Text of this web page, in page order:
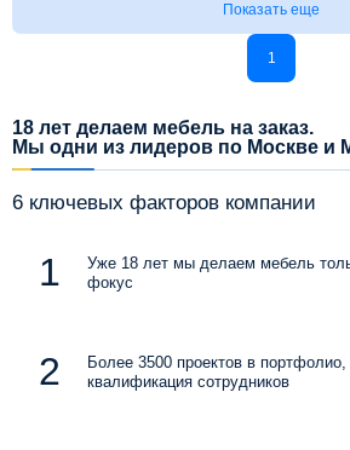
Показать еще
1
18 лет делаем мебель на заказ.
Мы одни из лидеров по Москве и
6 ключевых факторов компании
Уже 18 лет мы делаем мебель
фокус
Более 3500 проектов в
квалификация сотрудников